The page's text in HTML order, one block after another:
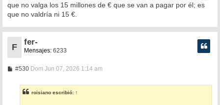
que no valga los 15 millones de € que se van a pagar por él; es
que no valdría ni 15 €.
F
fer-
Mensajes: 6233
#530M
s
a
Dom Jun 07, 2026 1:14 am
roisiano escribió: ↑